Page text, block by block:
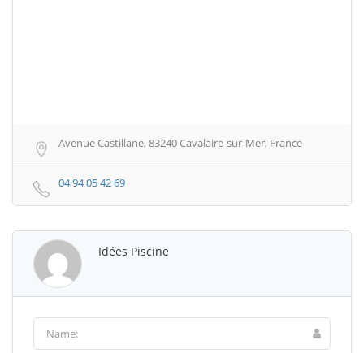
Avenue Castillane, 83240 Cavalaire-sur-Mer, France
04 94 05 42 69
Idées Piscine